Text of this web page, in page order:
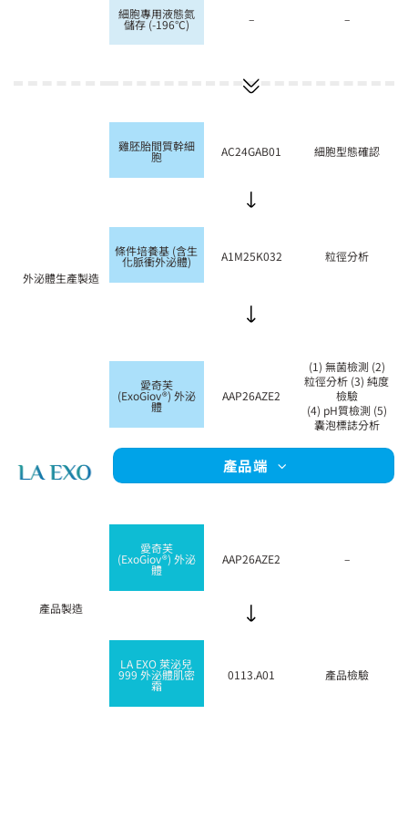
細胞專用液態氮
儲存 (-196°C) – –
外泌體生產製造
雞胚胎間質幹細
胞 AC24GAB01 細胞型態確認
條件培養基 (含生
化脈衝外泌體) A1M25K032 粒徑分析
愛奇芙
(ExoGiov®) 外泌
體
AAP26AZE2
(1) 無菌檢測 (2)
粒徑分析 (3) 純度
檢驗
(4) pH質檢測 (5)
囊泡標誌分析
產品端
產品製造
愛奇芙
(ExoGiov®) 外泌
體
AAP26AZE2 –
LA EXO 萊泌兒
999 外泌體肌密
霜
0113.A01 產品檢驗